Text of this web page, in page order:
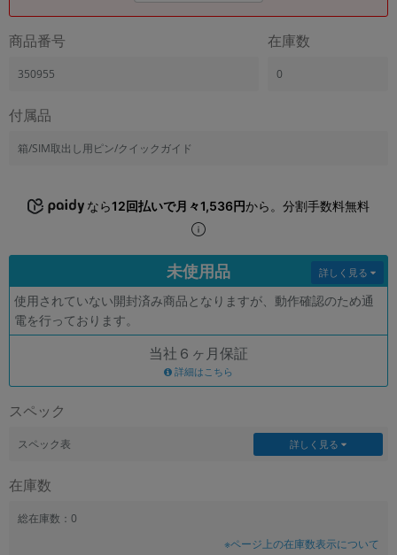
商品番号
350955
在庫数
0
付属品
箱/SIM取出し用ピン/クイックガイド
なら12回払いで月々1,536円から。分割手数料無料
未使用品
使用されていない開封済み商品となりますが、動作確認のため通
電を行っております。
詳しく見る
当社６ヶ月保証
詳細はこちら
スペック
スペック表 詳しく見る
在庫数
総在庫数：0
※ページ上の在庫数表示について
製造、販売メーカーの絞り込み
機能・特徴
商品の搭載機能による絞り込み
「5G対応」「防水」「ワンセグ」など
ドライブの絞り込み
CPU
CPUの絞り込み
メモリ
容量